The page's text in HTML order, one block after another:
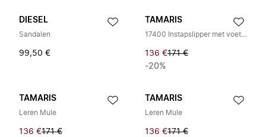
DIESEL
Sandalen
99,50 €
TAMARIS
17400 Instapslipper met voetbed
136 €171 €
-20%
TAMARIS
Leren Mule
136 €171 €
TAMARIS
Leren Mule
136 €171 €